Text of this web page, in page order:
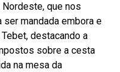
que nos
mandada embora e
destacando a
sobre a cesta
na mesa da